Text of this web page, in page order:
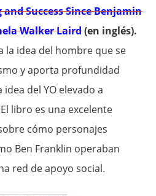
Success Since Benjamin
Walker Laird(en inglés).
la idea del hombre que se
y aporta profundidad
del YO elevado a
El libro es una excelente
cómo personajes
Ben Franklin operaban
red de apoyo social.